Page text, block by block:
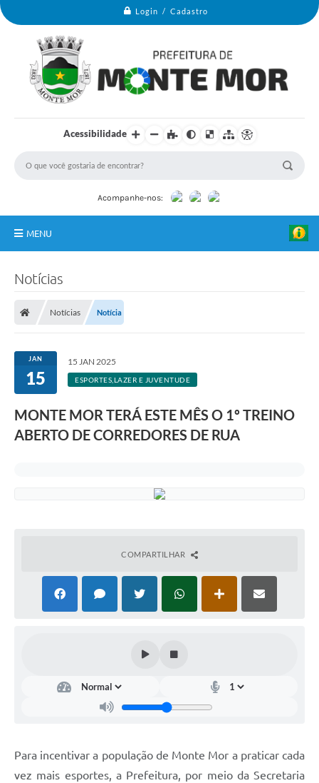
Login / Cadastro
Acessibilidade
Acompanhe-nos:
MENU
Portal do Cidadão
Links Úteis
A Prefeitura
Audiências Públicas
Plano Diretor - Projetos
Arquivos para Download
Notícias
Notícias Notícia
JAN
15
15 JAN 2025
ESPORTES,LAZER E JUVENTUDE
MONTE MOR TERÁ ESTE MÊS O 1º TREINO
ABERTO DE CORREDORES DE RUA
COMPARTILHAR
Para incentivar a população de Monte Mor a praticar cada
vez mais esportes, a Prefeitura, por meio da Secretaria